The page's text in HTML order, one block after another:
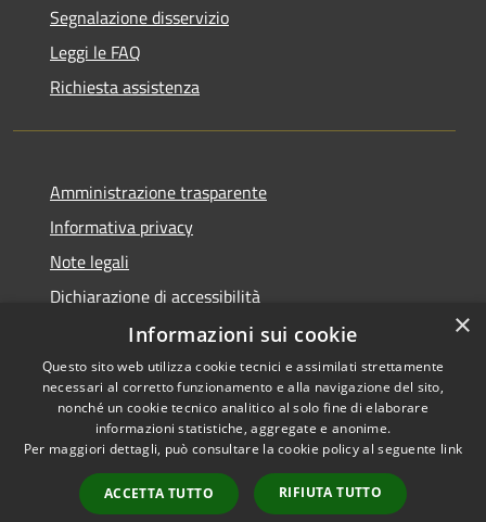
Segnalazione disservizio
Leggi le FAQ
Richiesta assistenza
Amministrazione trasparente
Informativa privacy
Note legali
Dichiarazione di accessibilità
Accessibilità
Privacy
Mappa del sito
Copyright © 2026 • Comune di
Palazzo Adriano • Powered by
Municipium•Accesso
redazione
×
Informazioni sui cookie
Questo sito web utilizza cookie tecnici e assimilati strettamente
necessari al corretto funzionamento e alla navigazione del sito,
nonché un cookie tecnico analitico al solo fine di elaborare
informazioni statistiche, aggregate e anonime.
Per maggiori dettagli, può consultare la cookie policy al seguente link
ACCETTA TUTTO RIFIUTA TUTTO